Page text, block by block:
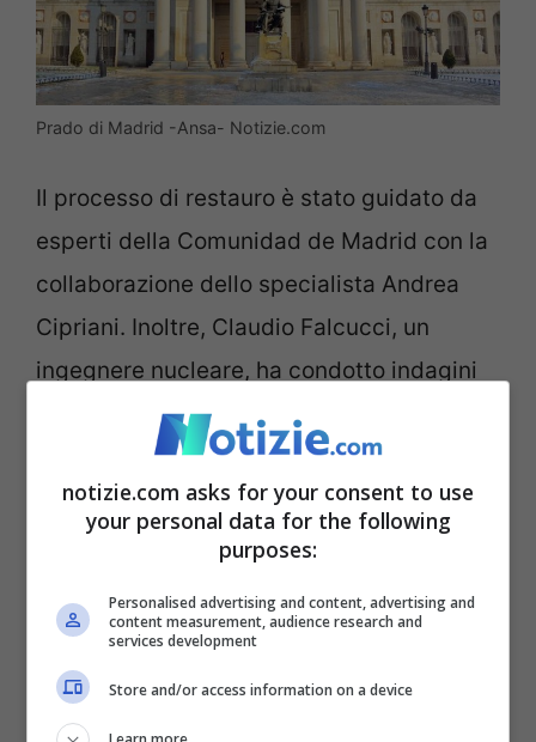
Prado di Madrid -Ansa- Notizie.com
Il processo di restauro è stato guidato da
esperti della Comunidad de Madrid con la
collaborazione dello specialista Andrea
Cipriani. Inoltre, Claudio Falcucci, un
ingegnere nucleare, ha condotto indagini
diagnostiche avanzate sul quadro. Questi
sforzi congiunti hanno permesso non solo
di conservare l’integrità dell'”Ecce Homo”
ma anche di approfondire la comprensione
caravaggesco.
La storia provenienza dell'”Ecce Homo” è
notizie.com asks for your consent to use
your personal data for the following
purposes:
Personalised advertising and content, advertising and
content measurement, audience research and
services development
Store and/or access information on a device